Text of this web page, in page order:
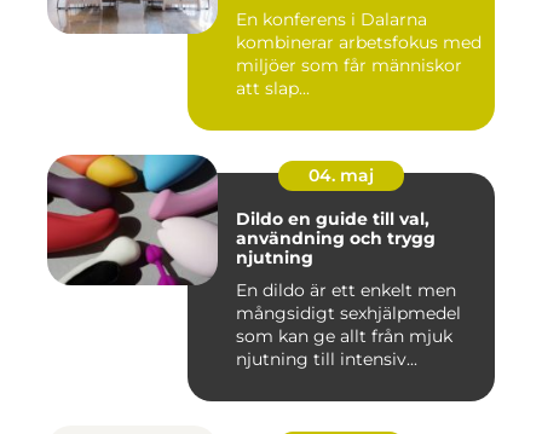
En konferens i Dalarna
kombinerar arbetsfokus med
miljöer som får människor
att slap...
04. maj
Dildo en guide till val,
användning och trygg
njutning
En dildo är ett enkelt men
mångsidigt sexhjälpmedel
som kan ge allt från mjuk
njutning till intensiv...